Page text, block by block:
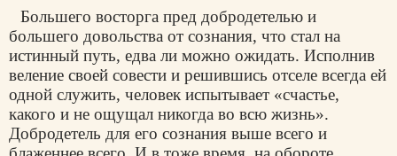
Большего восторга пред добродетелью и
большего довольства от сознания, что стал на
истинный путь, едва ли можно ожидать. Исполнив
веление своей совести и решившись отселе всегда ей
одной служить, человек испытывает «счастье,
какого и не ощущал никогда во всю жизнь».
Добродетель для его сознания выше всего и